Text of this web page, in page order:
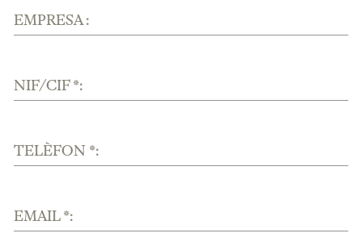
EMPRESA :
NIF/CIF *:
TELÈFON *:
EMAIL *: